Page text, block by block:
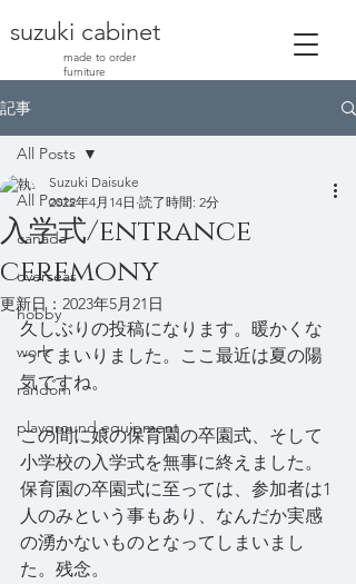
made to order
furniture
suzuki cabinet
記事
All Posts
canada
overseas
hobby
work
random
playground equipment
All Posts
入学式/entrance
ceremony
Suzuki Daisuke
2022年4月14日 読了時間: 2分
更新日： 2023年5月21日
久しぶりの投稿になります。暖かくな
ってまいりました。ここ最近は夏の陽
気ですね。
この間に娘の保育園の卒園式、そして
小学校の入学式を無事に終えました。
保育園の卒園式に至っては、参加者は1
人のみという事もあり、なんだか実感
の湧かないものとなってしまいまし
た。残念。